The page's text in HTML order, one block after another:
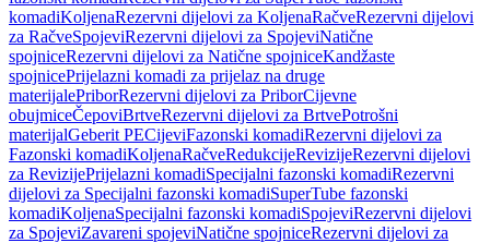
komadiKoljenaRezervni dijelovi za KoljenaRačveRezervni dijelovi
za RačveSpojeviRezervni dijelovi za SpojeviNatične
spojniceRezervni dijelovi za Natične spojniceKandžaste
spojnicePrijelazni komadi za prijelaz na druge
materijalePriborRezervni dijelovi za PriborCijevne
obujmiceČepoviBrtveRezervni dijelovi za BrtvePotrošni
materijalGeberit PECijeviFazonski komadiRezervni dijelovi za
Fazonski komadiKoljenaRačveRedukcijeRevizijeRezervni dijelovi
za RevizijePrijelazni komadiSpecijalni fazonski komadiRezervni
dijelovi za Specijalni fazonski komadiSuperTube fazonski
komadiKoljenaSpecijalni fazonski komadiSpojeviRezervni dijelovi
za SpojeviZavareni spojeviNatične spojniceRezervni dijelovi za